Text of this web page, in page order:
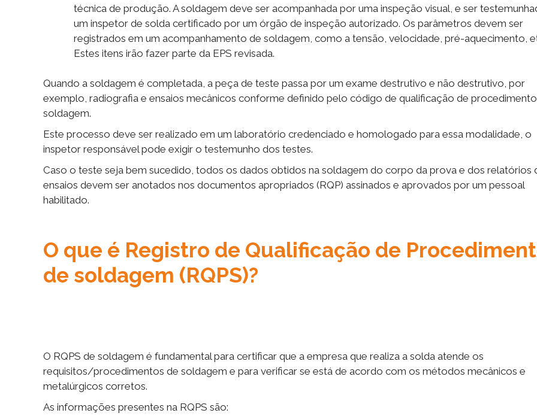
técnica de produção. A soldagem deve ser acompanhada por uma inspeção visual, e ser
um inspetor de solda certificado por um órgão de inspeção autorizado. Os parâmetros devem ser
registrados em um acompanhamento de soldagem, como a tensão, velocidade, pré-aquecimento,
Estes itens irão fazer parte da EPS revisada.
Quando a soldagem é completada, a peça de teste passa por um exame destrutivo e não destrutivo, por
exemplo, radiografia e ensaios mecânicos conforme definido pelo código de qualificação de
soldagem.
Este processo deve ser realizado em um laboratório credenciado e homologado para essa modalidade, o
inspetor responsável pode exigir o testemunho dos testes.
Caso o teste seja bem sucedido, todos os dados obtidos na soldagem do corpo da prova e dos relatórios
ensaios devem ser anotados nos documentos apropriados (RQP) assinados e aprovados por um pessoal
habilitado.
O que é Registro de Qualificação de
de soldagem (RQPS)?
O RQPS de soldagem é fundamental para certificar que a empresa que realiza a solda atende os
requisitos/procedimentos de soldagem e para verificar se está de acordo com os métodos mecânicos e
metalúrgicos corretos.
As informações presentes na RQPS são: